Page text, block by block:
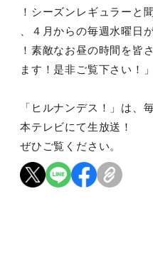
！シーズンレギュラーと
、４月からの毎週水曜日
！素敵なお昼の時間を皆
ます！是非ご覧下さい！
「ヒルナンデス！」は、
本テレビにて生放送！
ぜひご覧ください。